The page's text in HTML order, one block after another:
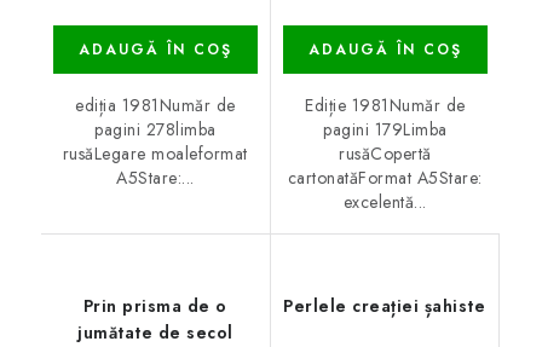
ADAUGĂ ÎN COŞ
ediția 1981Număr de
pagini 278limba
rusăLegare moaleformat
A5Stare:...
ADAUGĂ ÎN COŞ
Ediție 1981Număr de
pagini 179Limba
rusăCopertă
cartonatăFormat A5Stare:
excelentă...
Prin prisma de o
jumătate de secol
Perlele creației șahiste